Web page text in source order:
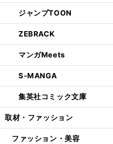
ジャンプTOON
ZEBRACK
マンガMeets
S-MANGA
集英社コミック文庫
取材・ファッション
ファッション・美容